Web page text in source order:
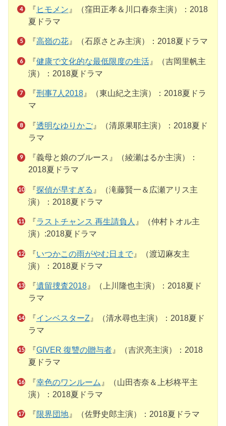
『 ヒモメン 』（窪田正孝＆川口春奈主演）：2018
夏ドラマ
『高嶺の花』（石原さとみ主演）：2018夏ドラマ
『健康で文化的な最低限度の生活』（吉岡里帆主
演）：2018夏ドラマ
『刑事7人2018』（東山紀之主演）：2018夏ドラ
マ
『透明なゆりかご』（清原果耶主演）：2018夏ド
ラマ
『義母と娘のブルース』（綾瀬はるか主演）：
2018夏ドラマ
『探偵が早すぎる 』（滝藤賢一＆広瀬アリス主
演）：2018夏ドラマ
『ラストチャンス 再生請負人 』（仲村トオル主
演）:2018夏ドラマ
『いつかこの雨がやむ日まで』（渡辺麻友主
演）：2018夏ドラマ
『遺留捜査2018』（上川隆也主演）：2018夏ド
ラマ
『インベスターZ 』（清水尋也主演）：2018夏ド
ラマ
『GIVER 復讐の贈与者』（吉沢亮主演）：2018
夏ドラマ
『幸色のワンルーム 』（山田杏奈＆上杉柊平主
演）：2018夏ドラマ
『限界団地』（佐野史郎主演）：2018夏ドラマ